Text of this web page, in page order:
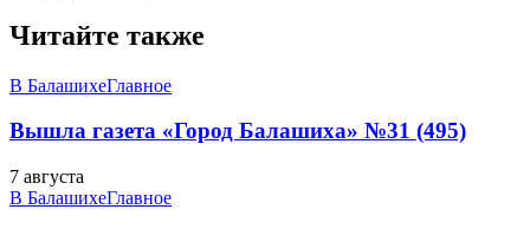
Читайте также
В БалашихеГлавное
Вышла газета «Город Балашиха» №31 (495)
7 августа
В БалашихеГлавное